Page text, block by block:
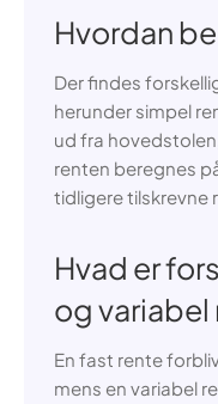
Hvordan
Der findes
herunder simpel
ud fra
renten beregnes
tidligere tilskrevne
Hvad er
og variabel
En fast rente
mens en variabel